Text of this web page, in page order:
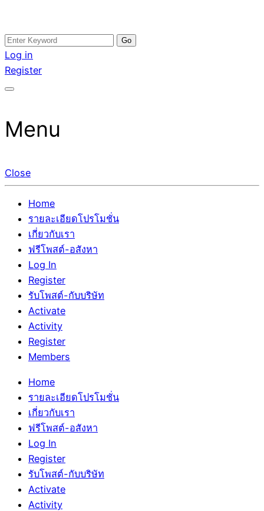
Skip
to
content
อสังหาโพสต์ รีวิวเยอะ รับจ้างโพสต์ขายบ้าน รับจ้างโพสต์อสัง
หา แตกต่างอย่างตั้งใจ รับรองผล อันดับ1 การโพสต์ขายอสังหา
กับทีมงานบริษัท บ้าน ที่ดิน คอนโด ติดGoogleหน้าแรกได้จริงๆ
รับจ้างโพสอสังหา ขายบ้าน อสังหาโพสต์ เชื่อถือได้จริง รับ
โพสต์ ที่ดิน กับทีมงานบริษัท ถูกและดีที่สุด ไม่มีค่านายหน้า
ขายได้จริงๆ ช่วยสร้างโอกาสในการขายได้มากกว่า ที่เดียว ที่
Search
for:
Log in
Register
Menu
Close
Home
รายละเอียดโปรโมชั่น
เกี่ยวกับเรา
ฟรีโพสต์-อสังหา
Log In
Register
รับโพสต์-กับบริษัท
Activate
Activity
Register
Members
Home
รายละเอียดโปรโมชั่น
เกี่ยวกับเรา
ฟรีโพสต์-อสังหา
Log In
Register
รับโพสต์-กับบริษัท
Activate
Activity